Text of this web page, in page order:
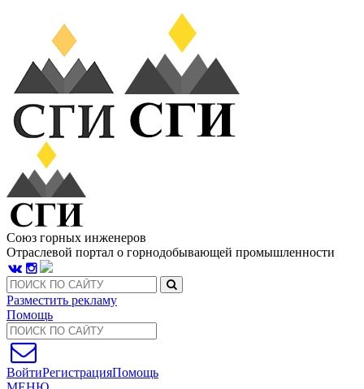
Союз горных инженеров
Отраслевой портал о горнодобывающей промышленности
Разместить рекламу
Помощь
ВойтиРегистрацияПомощь